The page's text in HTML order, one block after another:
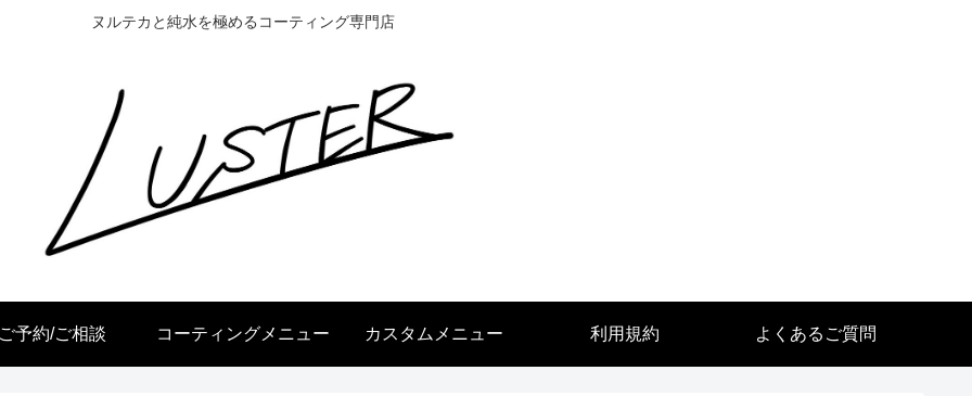
ヌルテカと純水を極めるコーティング専門店
予約/ご相談 コーティングメニュー カスタムメニュー 利用規約 よくあるご質問